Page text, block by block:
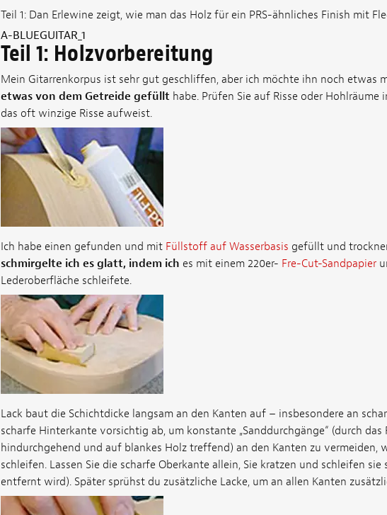
Teil 1: Dan Erlewine zeigt, wie man das Holz für ein PRS-ähnliches Finish mit
A-BLUEGUITAR_1
Teil 1: Holzvorbereitung
Mein Gitarrenkorpus ist sehr gut geschliffen, aber ich möchte ihn noch etwas
etwas von dem Getreide gefüllt habe. Prüfen Sie auf Risse oder Hohlräume
das oft winzige Risse aufweist.
Ich habe einen gefunden und mit Füllstoff auf Wasserbasis gefüllt und
schmirgelte ich es glatt, indem ich es mit einem 220er- Fre-Cut-Sandpapier
Lederoberfläche schleifete.
Lack baut die Schichtdicke langsam an den Kanten auf – insbesondere an
scharfe Hinterkante vorsichtig ab, um konstante „Sanddurchgänge“ (durch das
hindurchgehend und auf blankes Holz treffend) an den Kanten zu vermeiden,
schleifen. Lassen Sie die scharfe Oberkante allein, Sie kratzen und schleifen
entfernt wird). Später sprühst du zusätzliche Lacke, um an allen Kanten